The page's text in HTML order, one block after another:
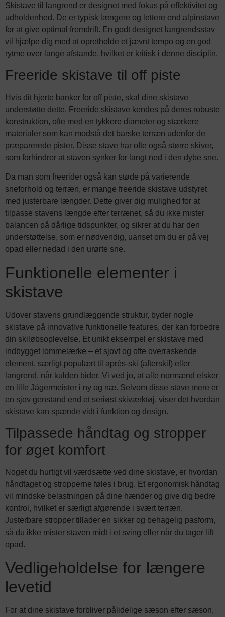
Skistave til langrend er designet med fokus på effektivitet og
udholdenhed. De er typisk længere og lettere end alpinstave
for at give optimal fremdrift. En godt designet langrendsstav
vil hjælpe dig med at opretholde et jævnt tempo og en god
rytme over lange afstande, hvilket er kritisk i denne disciplin.
Freeride skistave til off piste
Hvis dit hjerte banker for off piste, skal dine skistave
understøtte dette. Freeride skistave kendes på deres robuste
konstruktion, ofte med en tykkere diameter og stærkere
materialer som kan modstå det barske terræn udenfor de
præparerede pister. Disse stave har ofte også større skiver,
som forhindrer at staven synker for langt ned i den dybe sne.
Da man som freerider også kan støde på varierende
sneforhold og terræn, er mange freeride skistave udstyret
med justerbare længder. Dette giver dig mulighed for at
tilpasse stavens længde efter terrænet, så du ikke mister
balancen på dårlige tidspunkter, og sikrer at du har den
understøttelse, som er nødvendig, uanset om du er på vej
opad eller nedad i den urørte sne.
Funktionelle elementer i
skistave
Udover stavens grundlæggende struktur, byder nogle
skistave på innovative funktionelle features, der kan forbedre
din skiløbsoplevelse. Et unikt eksempel er skistave med
indbygget lommelærke – et sjovt og ofte overraskende
element, særligt populært til aprés-ski (afterski!) eller
langrend, når kulden bider. Vi ved jo, at alle normænd elsker
en lille Jägermeister i ny og næ. Selvom disse stave mere er
en sjov genstand end et seriøst skiværktøj, viser det hvordan
skistave kan spænde vidt i funktion og design.
Tilpassede håndtag og stropper
for øget komfort
Noget du hurtigt vil værdsætte ved dine skistave, er hvordan
håndtaget og stropperne føles i brug. Et ergonomisk håndtag
vil mindske belastningen på dine hænder og give dig bedre
kontrol, hvilket er særligt afgørende i svært terræn.
Justerbare stropper tillader en sikker og behagelig pasform,
så du ikke mister staven midt i et sving eller når du tager lift
opad.
Vedligeholdelse for længere
levetid
For at dine skistave forbliver pålidelige sæson efter sæson,